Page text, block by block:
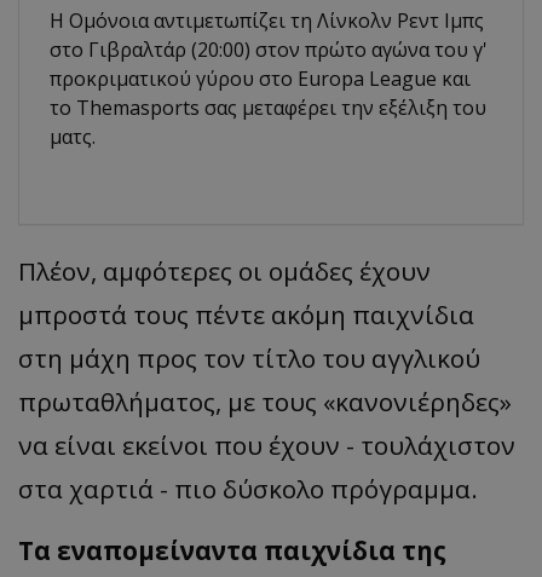
Η Ομόνοια αντιμετωπίζει τη Λίνκολν Ρεντ Ιμπς
στο Γιβραλτάρ (20:00) στον πρώτο αγώνα του γ'
προκριματικού γύρου στο Europa League και
το Τhemasports σας μεταφέρει την εξέλιξη του
ματς.
Πλέον, αμφότερες οι ομάδες έχουν
μπροστά τους πέντε ακόμη παιχνίδια
στη μάχη προς τον τίτλο του αγγλικού
πρωταθλήματος, με τους «κανονιέρηδες»
να είναι εκείνοι που έχουν - τουλάχιστον
στα χαρτιά - πιο δύσκολο πρόγραμμα.
Τα εναπομείναντα παιχνίδια της